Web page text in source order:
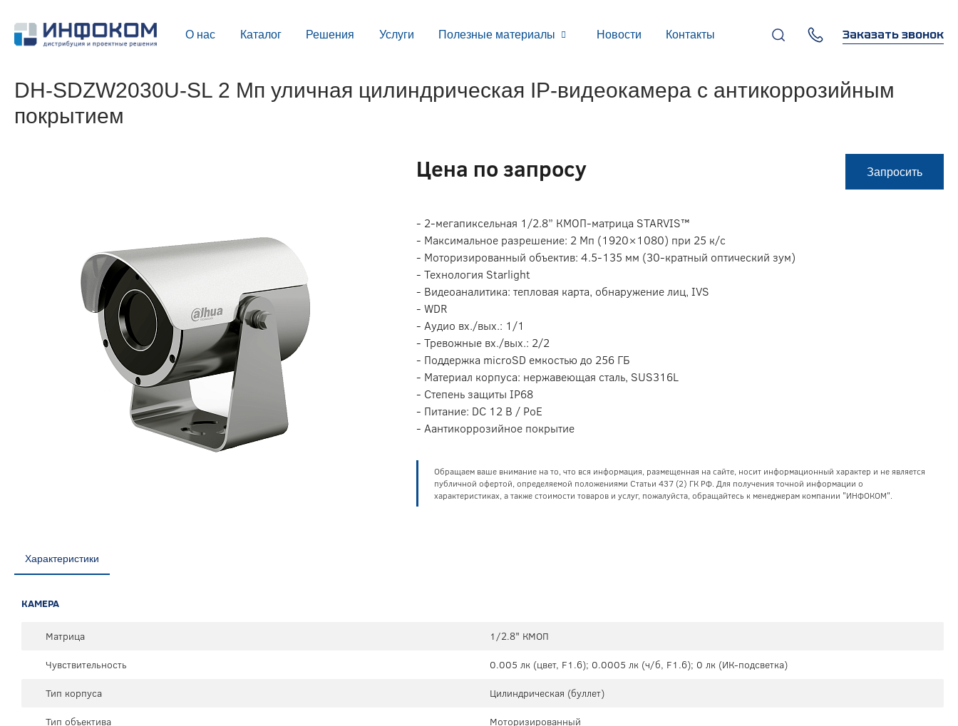
О нас Каталог Решения Услуги Полезные материалы Новости Контакты
г. Москва, 119270,
Лужнецкая наб., д. 6, стр. 1,
Заказать звонок
DH-SDZW2030U-SL 2 Мп уличная цилиндрическая IP-видеокамера с антикоррозийным
покрытием
Цена по запросу Запросить
- 2-мегапиксельная 1/2.8” КМОП-матрица STARVIS™
- Максимальное разрешение: 2 Мп (1920×1080) при 25 к/с
- Моторизированный объектив: 4.5-135 мм (30-кратный оптический зум)
- Технология Starlight
- Видеоаналитика: тепловая карта, обнаружение лиц, IVS
- WDR
- Аудио вх./вых.: 1/1
- Тревожные вх./вых.: 2/2
- Поддержка microSD емкостью до 256 ГБ
- Материал корпуса: нержавеющая сталь, SUS316L
- Степень защиты IP68
- Питание: DC 12 В / PoE
- Аантикоррозийное покрытие
Обращаем ваше внимание на то, что вся информация, размещенная на сайте, носит информационный характер и не является
публичной офертой, определяемой положениями Статьи 437 (2) ГК РФ. Для получения точной информации о
характеристиках, а также стоимости товаров и услуг, пожалуйста, обращайтесь к менеджерам компании "ИНФОКОМ".
Характеристики
КАМЕРА
Матрица
1/2.8" КМОП
Чувствительность
0.005 лк (цвет, F1.6); 0.0005 лк (ч/б, F1.6); 0 лк (ИК-подсветка)
Тип корпуса
Цилиндрическая (буллет)
Тип объектива
Моторизированный